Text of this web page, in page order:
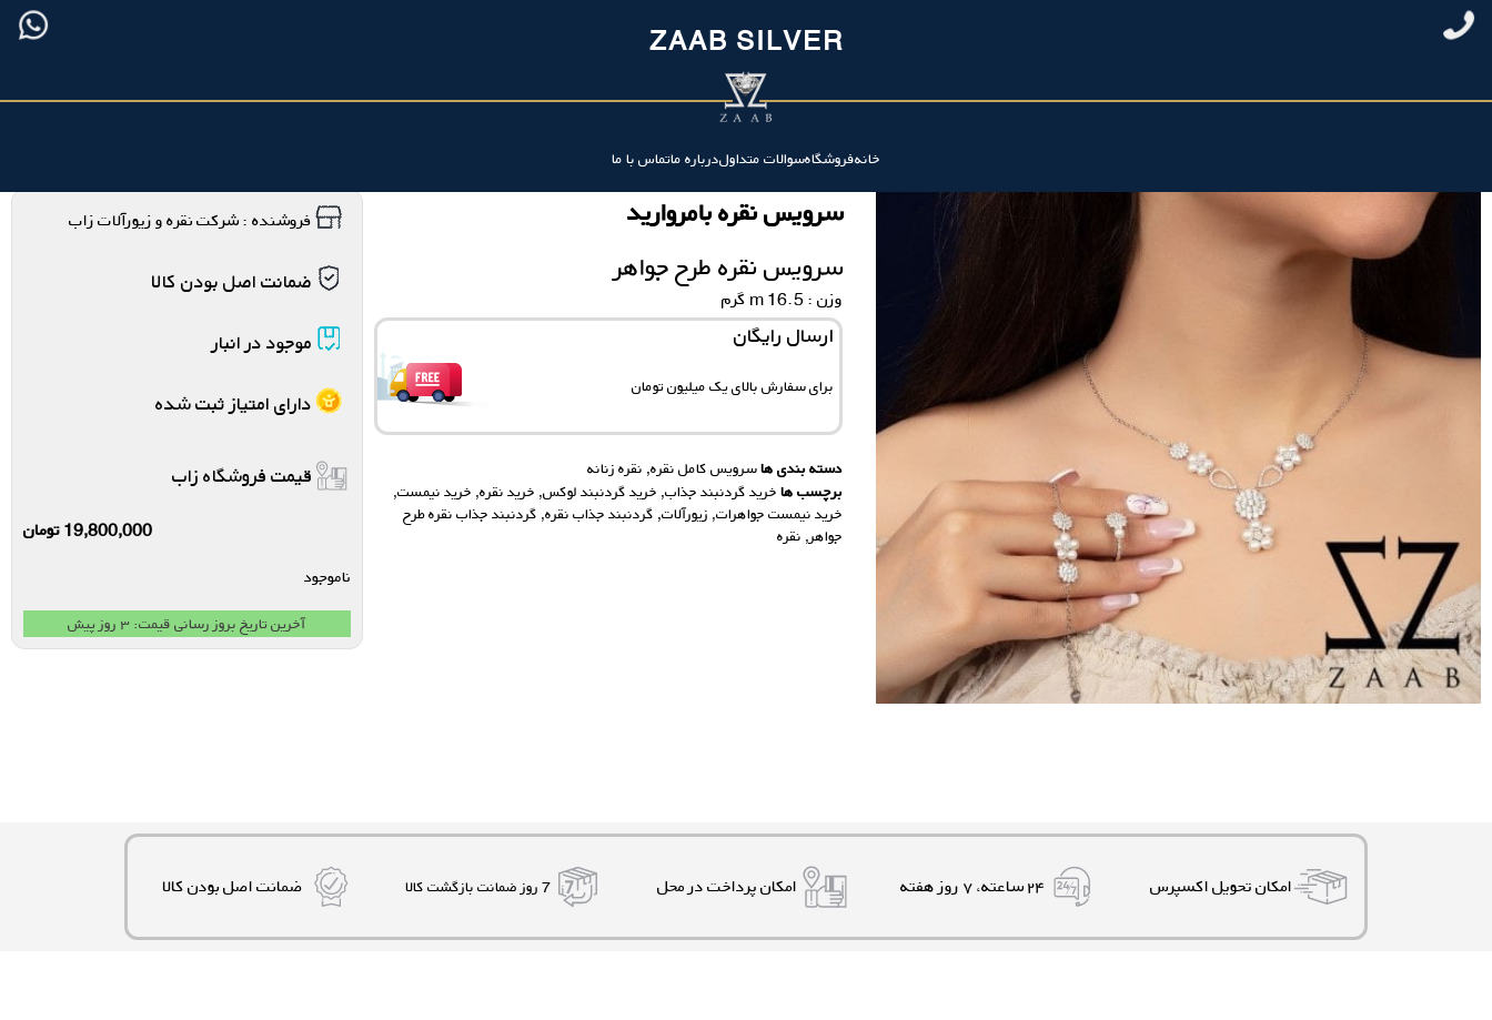
ZAAB SILVER
خانهفروشگاهسوالات متداولدرباره ماتماس با ما
خانه/
سرویس نقره بامروارید
سرویس نقره طرح جواهر
وزن : 16.5 m گرم
ارسال رایگان
برای سفارش‌ بالای یک میلیون تومان
دسته بندی هاسرویس کامل نقره, نقره زنانه
برچسب ها خرید گردنبند جذاب, خرید گردنبند لوکس, خرید نقره, خرید نیمست,
خرید نیمست جواهرات, زیورآلات, گردنبند جذاب نقره, گردنبند جذاب نقره طرح
جواهر, نقره
فروشنده : شرکت نقره و زیورآلات زاب
ضمانت اصل بودن کالا
موجود در انبار
دارای امتیاز ثبت شده
قیمت فروشگاه زاب
19,800,000تومان
ناموجود
آخرین تاریخ بروز رسانی قیمت: ۳ روز پیش
امکان تحویل اکسپرس ۲۴ ساعته، ۷ روز هفته امکان پرداخت در محل 7 روز ضمانت بازگشت کالا ضمانت اصل بودن کالا